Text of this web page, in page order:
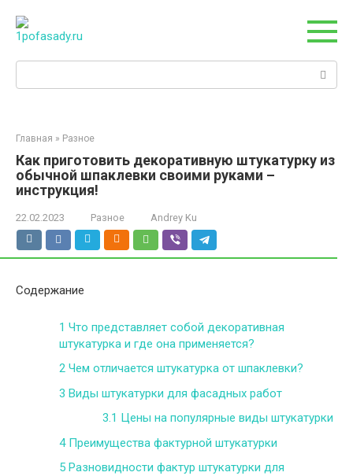
контенту
Главная » Разное
Как приготовить декоративную штукатурку из
обычной шпаклевки своими руками –
инструкция!
22.02.2023 Разное Andrey Ku
Содержание
1 Что представляет собой декоративная
штукатурка и где она применяется?
2 Чем отличается штукатурка от шпаклевки?
3 Виды штукатурки для фасадных работ
3.1 Цены на популярные виды штукатурки
4Преимущества фактурной штукатурки
5 Разновидности фактур штукатурки для